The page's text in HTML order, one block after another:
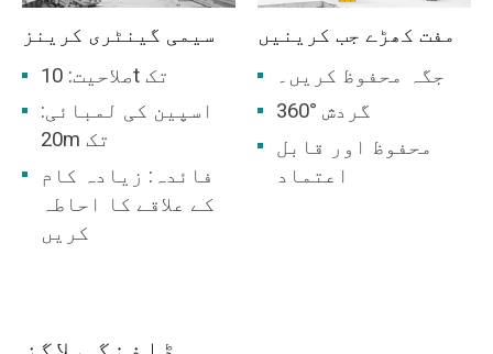
سیمی گینٹری کرینز
صلاحیت: 10t تک
اسپین کی لمبائی:
20m تک
فائدہ: زیادہ کام
کے علاقے کا احاطہ
کریں
مفت کھڑے جب کرینیں
جگہ محفوظ کریں۔
360° گردش
محفوظ اور قابل
اعتماد